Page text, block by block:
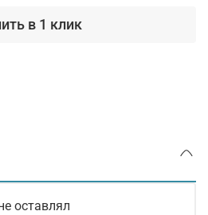
в 1 клик
оставлял